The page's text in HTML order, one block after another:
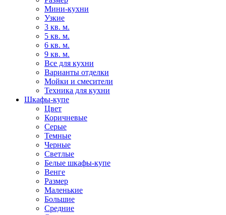
Мини-кухни
Узкие
3 кв. м.
5 кв. м.
6 кв. м.
9 кв. м.
Все для кухни
Варианты отделки
Мойки и смесители
Техника для кухни
Шкафы-купе
Цвет
Коричневые
Серые
Темные
Черные
Светлые
Белые шкафы-купе
Венге
Размер
Маленькие
Большие
Средние